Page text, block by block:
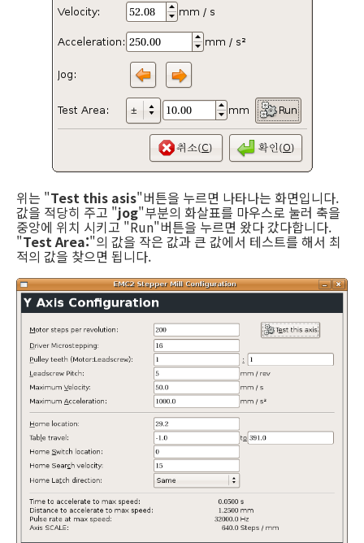
위는 "Test this asis"버튼을 누르면 나타나는 화면입니다.
값을 적당히 주고 "jog"부분의 화살표를 마우스로 눌러 축을
중앙에 위치 시키고 "Run"버튼을 누르면 왔다 갔다합니다.
"Test Area:"의 값을 작은 값과 큰 값에서 테스트를 해서 최
적의 값을 찾으면 됩니다.